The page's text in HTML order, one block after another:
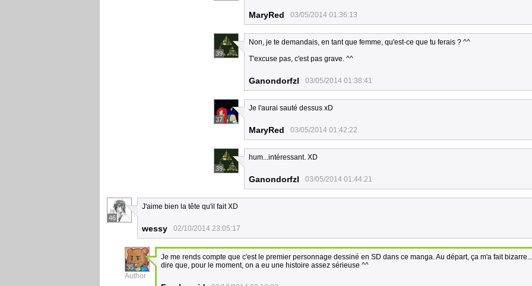
MaryRed 03/05/2014 01:36:13
39
Non, je te demandais, en tant que femme, qu'est-ce que tu ferais ? ^^
T'excuse pas, c'est pas grave. ^^
Ganondorfzl 03/05/2014 01:38:41
37
Je l'aurai sauté dessus xD
MaryRed 03/05/2014 01:42:22
39
hum...intéressant. XD
Ganondorfzl 03/05/2014 01:44:21
46
J'aime bien la tête qu'il fait XD
wessy 02/10/2014 23:05:17
35
Author
Je me rends compte que c'est le premier personnage dessiné en SD dans ce manga. Au départ, ça m'a fait
dire que, pour le moment, on a eu une histoire assez sérieuse ^^